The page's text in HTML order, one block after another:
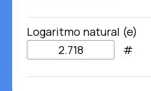
Logaritmo natural (e)
#